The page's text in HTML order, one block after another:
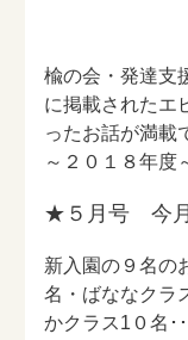
楡の会・発達支
に掲載されたエ
ったお話が満載
～２０１８年度
★５月号 今月
新入園の９名の
名・ばななクラ
かクラス1０名･